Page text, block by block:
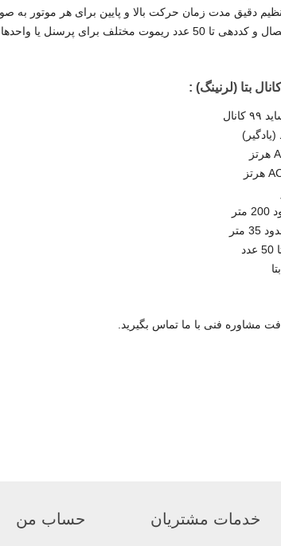
دقیق مدت زمان حرکت بالا و پایین برای هر موتور
مختلف برای پرسنل یا واحدهای مختلف
مشاوره فنی با ما تماس بگیرید.
خدمات مشتریان حساب من